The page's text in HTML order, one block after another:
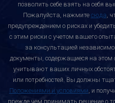
позволить себе взять на себя
Пожалуйста, нажмите сюда,
предупреждением о рисках и
с этим риски с учетом вашего
за консультацией
документы, содержащиеся на этом
учитывают ваших личных
или потребностей. Вы должны
Положениями и условиями, и
прежде чем принимать решение о